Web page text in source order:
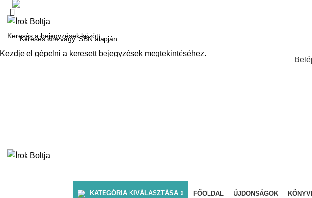
PÉNZTÁR
KATEGÓRIA KIVÁLASZTÁSA FŐOLDAL ÚJDONSÁGOK
Kezdje el gépelni a keresett bejegyzések megtekintéséhez.